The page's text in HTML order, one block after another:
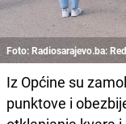
Foto: Radiosarajevo.ba:
Iz Općine su
punktove i